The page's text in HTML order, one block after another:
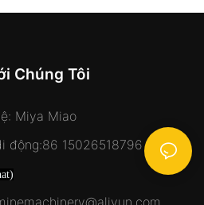
Chúng Tôi
Miya Miao
động:86 15026518796(Viber,